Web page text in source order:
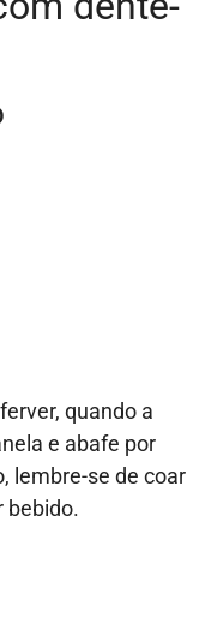
quando a
e abafe por
lembre-se de coar
bebido.